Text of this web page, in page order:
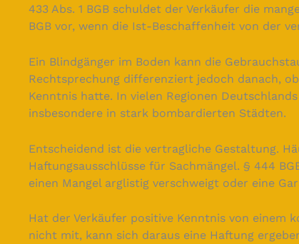
433 Abs. 1 BGB schuldet der Verkäufer die
BGB vor, wenn die Ist-Beschaffenheit von der
Ein Blindgänger im Boden kann die
Rechtsprechung differenziert jedoch danach,
Kenntnis hatte. In vielen Regionen
insbesondere in stark bombardierten Städten.
Entscheidend ist die vertragliche Gestaltung.
Haftungsausschlüsse für Sachmängel. § 444
einen Mangel arglistig verschweigt oder eine
Hat der Verkäufer positive Kenntnis von einem
nicht mit, kann sich daraus eine Haftung